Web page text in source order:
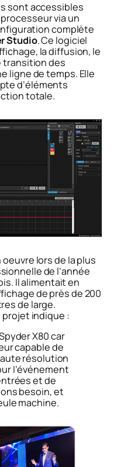
sont accessibles
via un
complète
Studio. Ce logiciel
la diffusion, le
transition des
ligne de temps. Elle
d’éléments
totale.
oeuvre lors de la plus
de l’année
Il alimentait en
de près de 200
de large.
projet indique :
X80 car
capable de
résolution
l’événement
et de
besoin, et
machine.